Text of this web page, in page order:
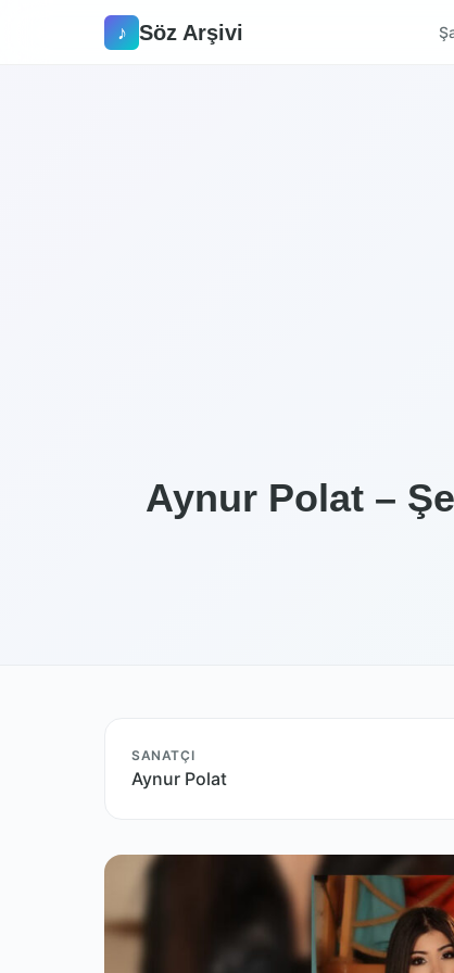
♪ Söz Arşivi
Aynur Polat –
SANATÇI
Aynur Polat